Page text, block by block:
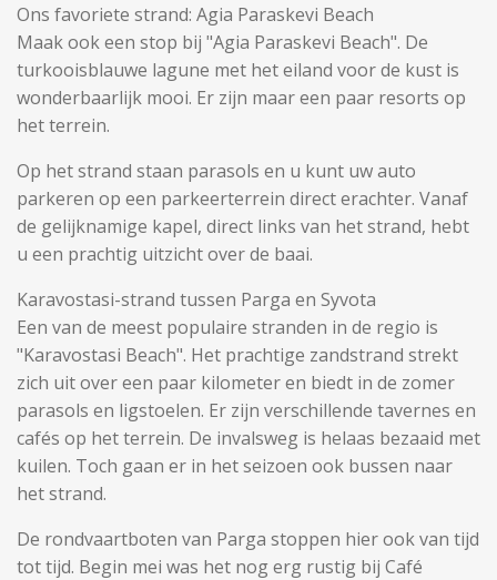
Ons favoriete strand: Agia Paraskevi Beach
Maak ook een stop bij "Agia Paraskevi Beach". De
turkooisblauwe lagune met het eiland voor de kust is
wonderbaarlijk mooi. Er zijn maar een paar resorts op
het terrein.
Op het strand staan ​​parasols en u kunt uw auto
parkeren op een parkeerterrein direct erachter. Vanaf
de gelijknamige kapel, direct links van het strand, hebt
u een prachtig uitzicht over de baai.
Karavostasi-strand tussen Parga en Syvota
Een van de meest populaire stranden in de regio is
"Karavostasi Beach". Het prachtige zandstrand strekt
zich uit over een paar kilometer en biedt in de zomer
parasols en ligstoelen. Er zijn verschillende tavernes en
cafés op het terrein. De invalsweg is helaas bezaaid met
kuilen. Toch gaan er in het seizoen ook bussen naar
het strand.
De rondvaartboten van Parga stoppen hier ook van tijd
tot tijd. Begin mei was het nog erg rustig bij Café